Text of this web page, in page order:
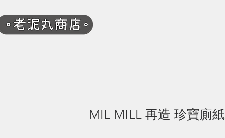
MIL MILL 再造 珍寶廁紙